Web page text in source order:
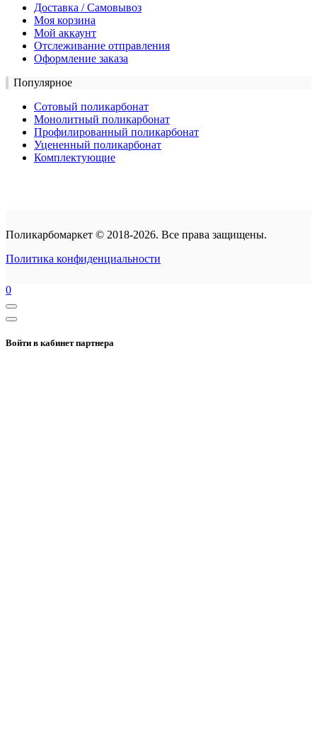
Доставка / Самовывоз
Моя корзина
Мой аккаунт
Отслеживание отправления
Оформление заказа
Популярное
Сотовый поликарбонат
Монолитный поликарбонат
Профилированный поликарбонат
Уцененный поликарбонат
Комплектующие
Поликарбомаркет © 2018-2026. Все права защищены.
Политика конфиденциальности
0
Войти в кабинет партнера